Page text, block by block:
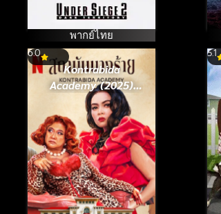
พากย์ไทย
6.0
Kontrabida
Academy (2025)
สถาบันนางร้าย
5.1